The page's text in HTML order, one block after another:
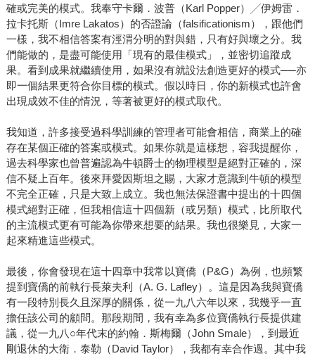
確或完美的模式。我奉守卡爾．波普（Karl Popper）╱伊姆雷．
拉卡托斯（Imre Lakatos）的否證論（falsificationism），跟他們
一樣，我不相信答案有涇渭分明的對與錯，只有好與壞之分。我
們能做的，是盡可能使用「現有的最佳模式」，並密切追蹤成
果。看到成果就繼續使用，如果沒有就設法創造更好的模式──亦
即一個結果更符合你目標的模式。假以時日，你的新模式也許會
出現成效不佳的情況，等著被更好的模式取代。
我知道，許多接受過科學訓練的管理者可能會相信，商業上的確
存在某個正確的答案或模式。如果你就是這樣想，容我提醒你，
過去科學家也曾普遍認為牛頓爵士的物理模型是絕對正確的，深
信不疑上百年。後來拜愛因斯坦之賜，大家才意識到牛頓的模型
不完全正確，只是大致上成立。我也無法保證書中提出的十四個
模式絕對正確，但我相信這十四個新（或另類）模式，比所取代
的主流模式更有可能為你帶來想要的結果。我也很樂見，大家一
起來精進這些模式。
最後，你會發現在這十四章中我常以寶僑（P&G）為例，也頻繁
提到寶僑的前執行長萊夫利（A. G. Lafley）。這是因為我與寶僑
有一段特別長久且深厚的關係，從一九八六年以來，我幾乎一直
擔任該公司的顧問。那段期間，我有幸為多位寶僑執行長提供建
議，從一九八○年代末的約翰．斯梅爾（John Smale），到最近
剛退休的大衛．泰勒（David Taylor），我都有幸合作過。其中我